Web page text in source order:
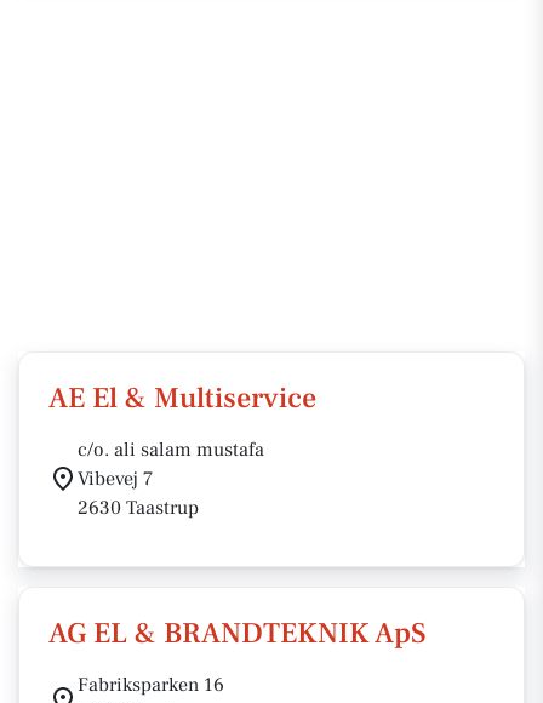
AE El & Multiservice
c/o. ali salam mustafa
Vibevej 7
2630 Taastrup
AG EL & BRANDTEKNIK ApS
Fabriksparken 16